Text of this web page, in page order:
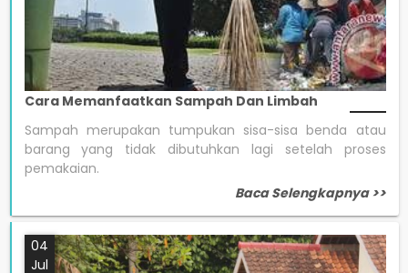
Cara Memanfaatkan Sampah Dan Limbah
Sampah merupakan tumpukan sisa-sisa benda atau
barang yang tidak dibutuhkan lagi setelah proses
pemakaian.
Baca Selengkapnya >>
04
Jul